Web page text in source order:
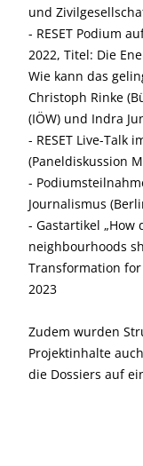
und
- RESET Podium
2022, Titel: Die
Wie kann das
Christoph Rinke
(IÖW) und Indra
- RESET Live-Talk
(Paneldiskussion
-
Journalismus
- Gastartikel
neighbourhoods
Transformation for
2023
Zudem wurden
Projektinhalte
die Dossiers auf